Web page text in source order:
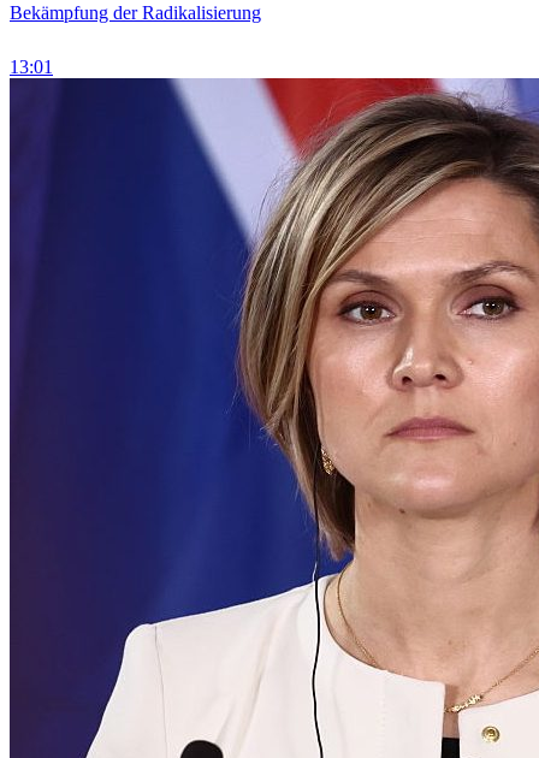
Bekämpfung der Radikalisierung
13:01